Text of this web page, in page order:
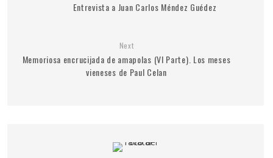
Entrevista a Juan Carlos Méndez Guédez
Next
Memoriosa encrucijada de amapolas (VI Parte). Los meses
vieneses de Paul Celan